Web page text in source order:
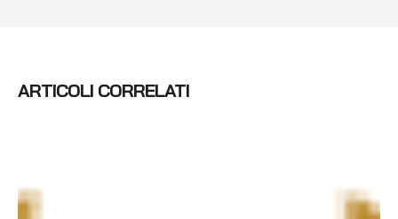
ARTICOLI CORRELATI